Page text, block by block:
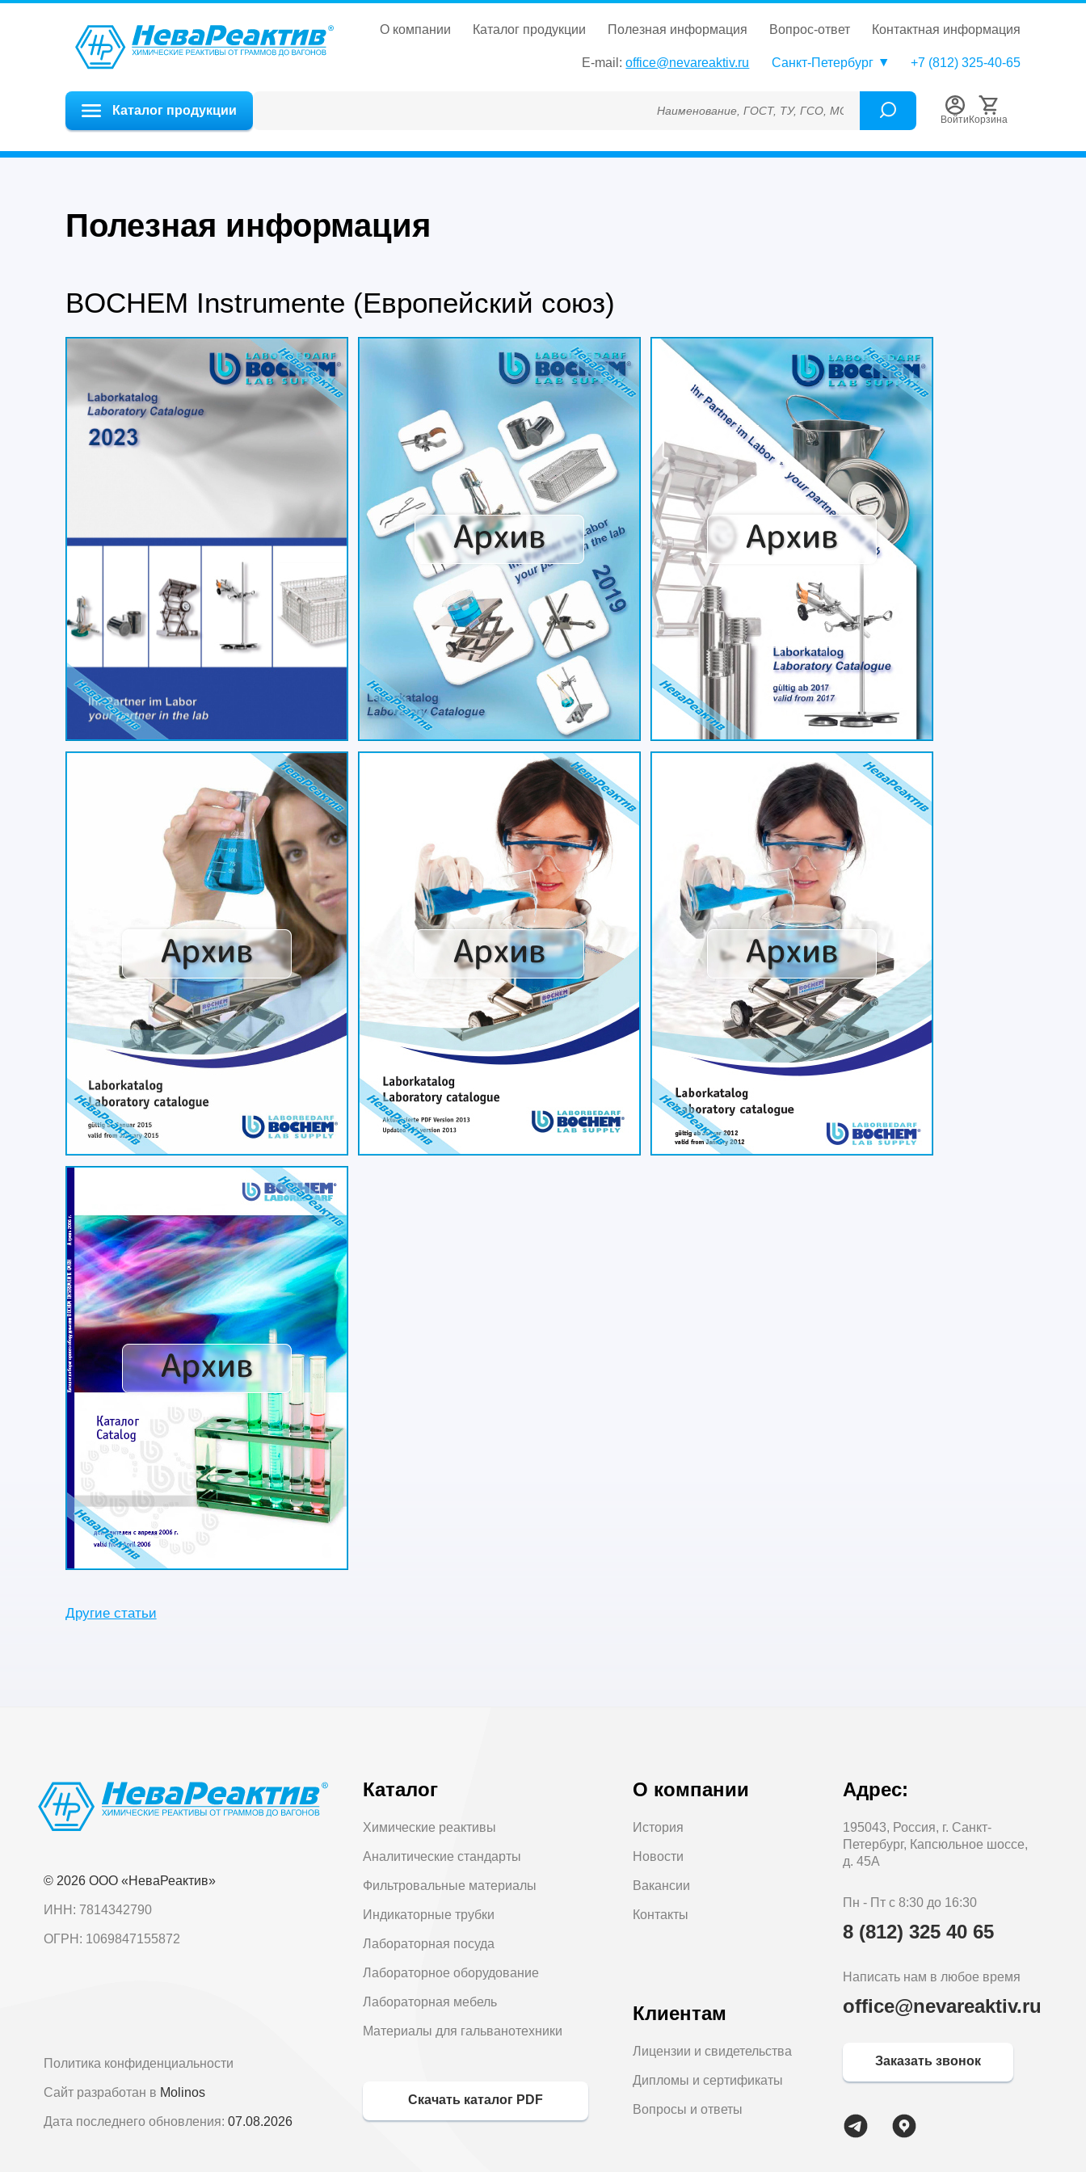
о компании каталог продукции полезная информация вопрос-ответ контактная информация
E-mail: office@nevareaktiv.ru Санкт-Петербург +7 (812) 325-40-65
Каталог продукции Наименование, ГОСТ, ТУ, ГСО, МСО, ОСО, СОП, ГРСИ, Каталожный номер (Артикул),
Войти Корзина
Полезная информация
BOCHEM Instrumente (Европейский союз)
Другие статьи
© 2026 OOO «НеваРеактив»
ИНН: 7814342790
ОГРН: 1069847155872
Политика конфиденциальности
Сайт разработан в Molinos
Дата последнего обновления: 07.08.2026
Каталог
Химические реактивы
Аналитические стандарты
Фильтровальные материалы
Индикаторные трубки
Лабораторная посуда
Лабораторное оборудование
Лабораторная мебель
Материалы для гальванотехники
Скачать каталог PDF
О компании
История
Новости
Вакансии
Контакты
Клиентам
Лицензии и свидетельства
Дипломы и сертификаты
Вопросы и ответы
Адрес:
195043, Россия, г. Санкт-
Петербург, Капсюльное шоссе,
д. 45А
Пн - Пт с 8:30 до 16:30
8 (812) 325 40 65
Написать нам в любое время
office@nevareaktiv.ru
Заказать звонок